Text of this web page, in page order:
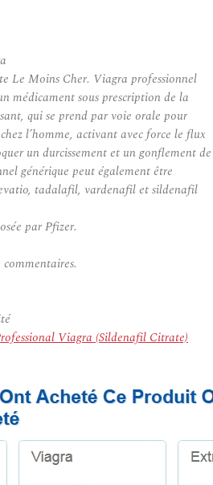
Le Moins Cher. Viagra professionnel
médicament sous prescription de la
qui se prend par voie orale pour
l’homme, activant avec force le flux
un durcissement et un gonflement de
générique peut également être
tadalafil, vardenafil et sildenafil
par Pfizer.
commentaires.
Viagra (Sildenafil Citrate)